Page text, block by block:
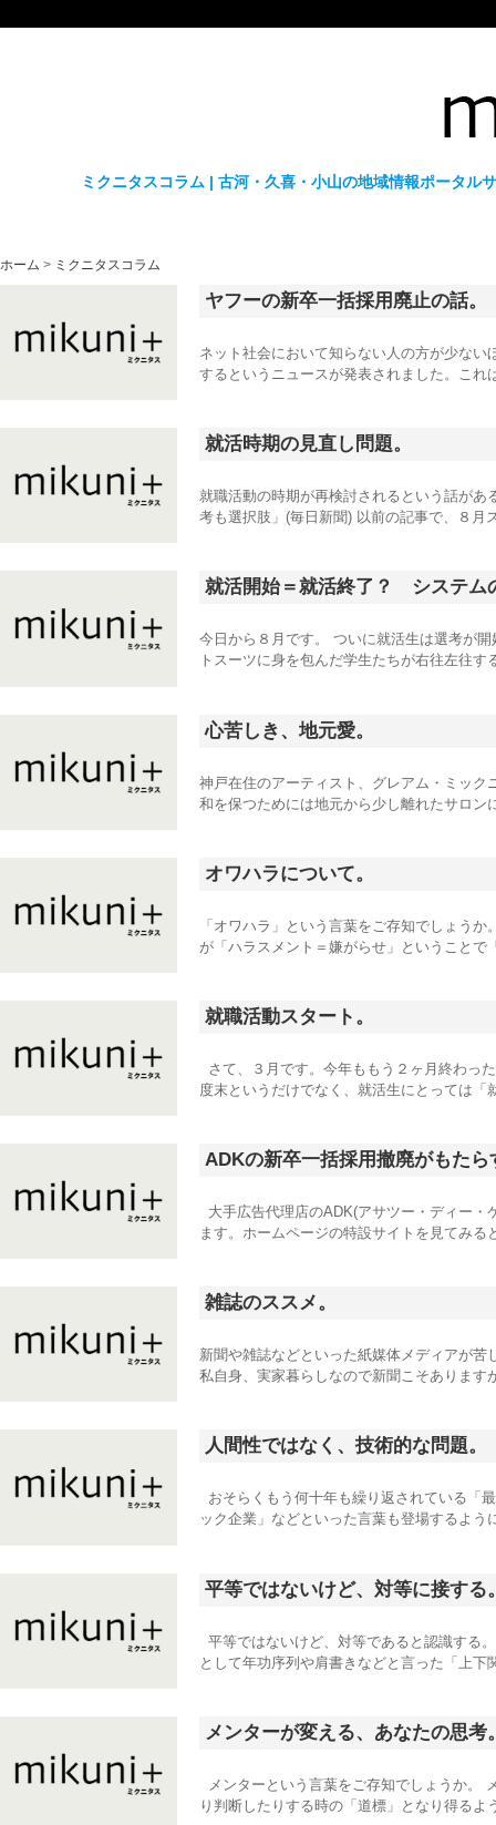
ミクニタスコラム | 古河・久喜・小山の地域情報ポータ
ホーム > ミクニタスコラム
ヤフーの新卒一括採用廃止の話。
ネット社会において知らない人の方が少な
するというニュースが発表されました。こ
就活時期の見直し問題。
就職活動の時期が再検討されるという話が
考も選択肢」(毎日新聞) 以前の記事で、８
就活開始＝就活終了？ システム
今日から８月です。 ついに就活生は選考が
トスーツに身を包んだ学生たちが右往左往
心苦しき、地元愛。
神戸在住のアーティスト、グレアム・ミッ
和を保つためには地元から少し離れたサロ
オワハラについて。
「オワハラ」という言葉をご存知でしょう
が「ハラスメント＝嫌がらせ」ということ
就職活動スタート。
さて、３月です。今年ももう２ヶ月終わっ
度末というだけでなく、就活生にとっては
ADKの新卒一括採用撤廃がもたら
大手広告代理店のADK(アサツー・ディー・
ます。ホームページの特設サイトを見てみ
雑誌のススメ。
新聞や雑誌などといった紙媒体メディアが
私自身、実家暮らしなので新聞こそありま
人間性ではなく、技術的な問題。
おそらくもう何十年も繰り返されている「
ック企業」などといった言葉も登場するよ
平等ではないけど、対等に接する
平等ではないけど、対等であると認識する
として年功序列や肩書きなどと言った「上
メンターが変える、あなたの思考
メンターという言葉をご存知でしょうか。
り判断したりする時の「道標」となり得る